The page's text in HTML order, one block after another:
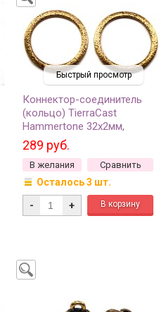
Быстрый просмотр
Коннектор-соединитель
(кольцо) TierraCast
Hammertone 32х2мм,
внутренний диаметр 25мм,
цвет латунь, 94-3231-27, 1шт
289 руб.
В желания Сравнить
Осталось 3 шт.
- +